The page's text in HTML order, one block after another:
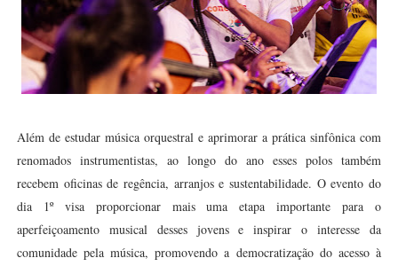
Além de estudar música orquestral e aprimorar a prática sinfônica com
renomados instrumentistas, ao longo do ano esses polos também
recebem oficinas de regência, arranjos e sustentabilidade. O evento do
dia 1º visa proporcionar mais uma etapa importante para o
aperfeiçoamento musical desses jovens e inspirar o interesse da
comunidade pela música, promovendo a democratização do acesso à